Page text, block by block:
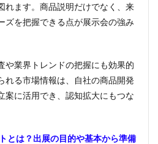
れます。商品説明だけでなく、来
ズを把握できる点が展示会の強み
や業界トレンドの把握にも効果的
れる市場情報は、自社の商品開発
案に活用でき、認知拡大にもつな
とは？出展の目的や基本から準備